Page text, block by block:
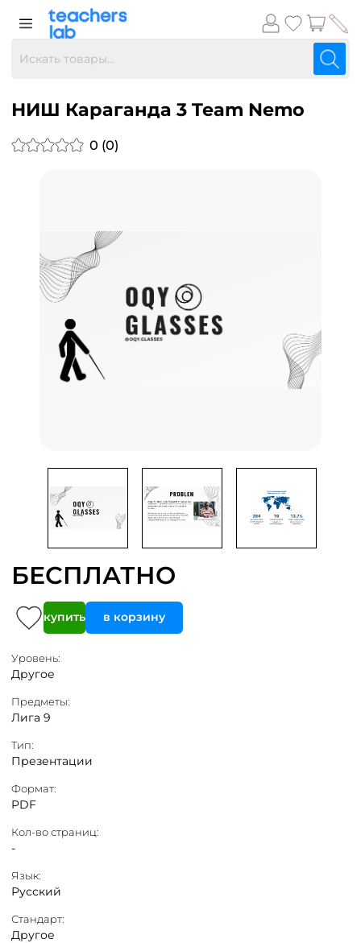
НИШ Караганда 3 Team Nemo
0 (0)
БЕСПЛАТНО
купить в корзину
Уровень:
Другое
Предметы:
Лига 9
Тип:
Презентации
Формат:
PDF
Кол-во страниц:
-
Язык:
Русский
Стандарт:
Другое